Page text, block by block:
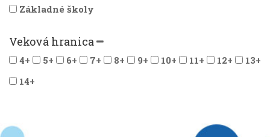
Základné školy
Veková hranica
4+ 5+ 6+ 7+ 8+ 9+ 10+ 11+ 12+
13+
14+